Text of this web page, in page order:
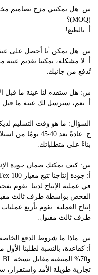
س: هل يمكنني مزج تصاميم
(MOQ)؟
أ: بالطبع!
س: هل يمكن أنا أحصل على
أ: لا مشكلة، يمكننا تقديم
تُدفع من جانبك.
س: هل ستقدم لنا عينة ما قبل
أ: نعم، سنرسل لك عينة ما قبل
السؤال: ما هو وقت التسليم
ج: عادةً بعد 40-
بناءً على متطلباتك.
س: كيف يمكنك ضمان جودة
في عملية الإنتاج لدينا. نقوم
الفحص بواسطة طرف ثالث
إنتاج العملية. نقوم بأربع
طرف ثالث مقبول.
س: ماذا ما شروط الدفع
تجارية طويلة الأمد